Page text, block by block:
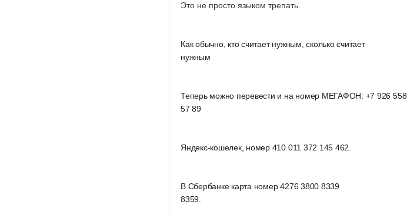
Это не просто языком трепать.
Как обычно, кто считает нужным, сколько считает
нужным
Теперь можно перевести и на номер МЕГАФОН: +7 926 558
57 89
Яндекс-кошелек, номер 410 011 372 145 462.
В Сбербанке карта номер 4276 3800 8339
8359.